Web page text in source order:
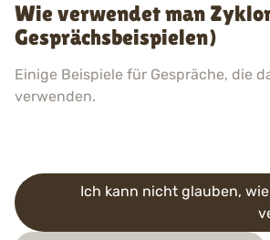
Wie verwendet man
Gesprächsbeispielen)
Einige Beispiele für Gespräche, die
verwenden.
Ich kann nicht glauben,